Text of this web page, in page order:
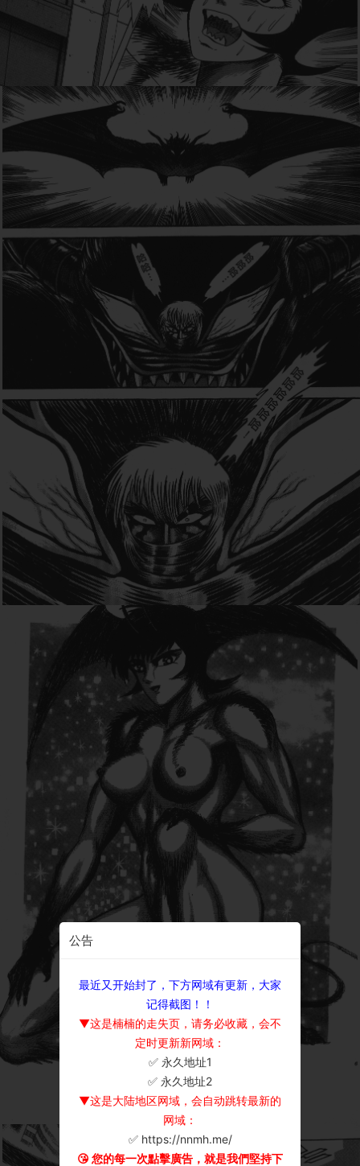
公告
最近又开始封了，下方网域有更新，大家
记得截图！！
▼这是楠楠的走失页，请务必收藏，会不
定时更新新网域：
✅ 永久地址1
✅ 永久地址2
▼这是大陆地区网域，会自动跳转最新的
网域：
✅ https://nnmh.me/
😘 您的每一次點擊廣告，就是我們堅持下